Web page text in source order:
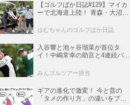
【ゴルフばか日誌#129】マイカ
ーで北海道上陸！ 青森・大沼・
はむちゃんのゴルフばか日誌
入谷響と池ヶ谷瑠菜が首位タ
イ！中嶋常幸の助言と4連続バー
アー】
みんゴルツアー担当
ギアの進化で激変！ 今と昔の
「タメの作り方」の違いをプロ